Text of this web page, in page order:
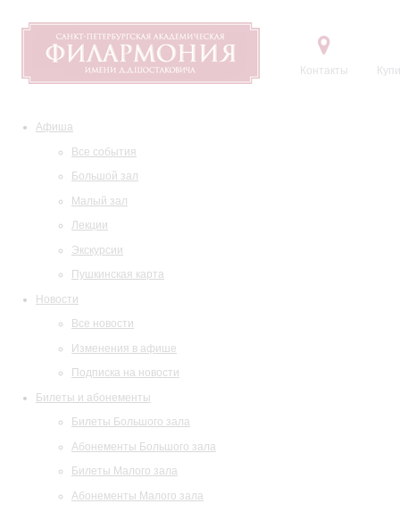
Контакты
Афиша
Все события
Большой зал
Малый зал
Лекции
Экскурсии
Пушкинская карта
Новости
Все новости
Изменения в афише
Подписка на новости
Билеты и абонементы
Билеты Большого зала
Абонементы Большого зала
Билеты Малого зала
Абонементы Малого зала